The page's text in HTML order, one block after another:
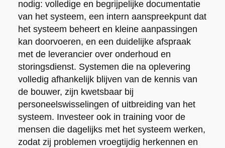
nodig: volledige en begrijpelijke documentatie
van het systeem, een intern aanspreekpunt dat
het systeem beheert en kleine aanpassingen
kan doorvoeren, en een duidelijke afspraak
met de leverancier over onderhoud en
storingsdienst. Systemen die na oplevering
volledig afhankelijk blijven van de kennis van
de bouwer, zijn kwetsbaar bij
personeelswisselingen of uitbreiding van het
systeem. Investeer ook in training voor de
mensen die dagelijks met het systeem werken,
zodat zij problemen vroegtijdig herkennen en